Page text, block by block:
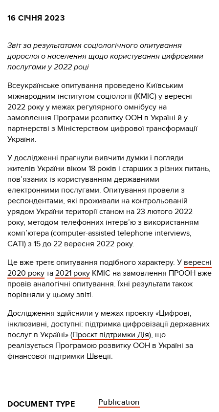
16 СІЧНЯ 2023
Звіт за результатами соціологічного опитування
дорослого населення щодо користування цифровими
послугами у 2022 році
Всеукраїнське опитування проведено Київським
міжнародним інститутом соціології (КМІС) у вересні
2022 року у межах регулярного омнібусу на
замовлення Програми розвитку ООН в Україні й у
партнерстві з Міністерством цифрової трансформації
України.
У дослідженні прагнули вивчити думки і погляди
жителів України віком 18 років і старших з різних питань,
пов’язаних із користуванням державними
електронними послугами. Опитування провели з
респондентами, які проживали на контрольованій
урядом України території станом на 23 лютого 2022
року, методом телефонних інтерв’ю з використанням
комп’ютера (computer-assisted telephone interviews,
CATI) з 15 до 22 вересня 2022 року.
Це вже третє опитування подібного характеру. У вересні
2020 рокута2021 року КМІС на замовлення ПРООН вже
провів аналогічні опитування. Їхні результати також
порівняли у цьому звіті.
Дослідження здійснили у межах проєкту «Цифрові,
інклюзивні, доступні: підтримка цифровізації державних
послуг в Україні» (Проєкт підтримки Дія), що
реалізується Програмою розвитку ООН в Україні за
фінансової підтримки Швеції.
DOCUMENT TYPE
Publication